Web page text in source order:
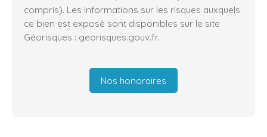
compris). Les informations sur les risques auxquels
ce bien est exposé sont disponibles sur le site
Géorisques : georisques.gouv.fr.
Nos honoraires